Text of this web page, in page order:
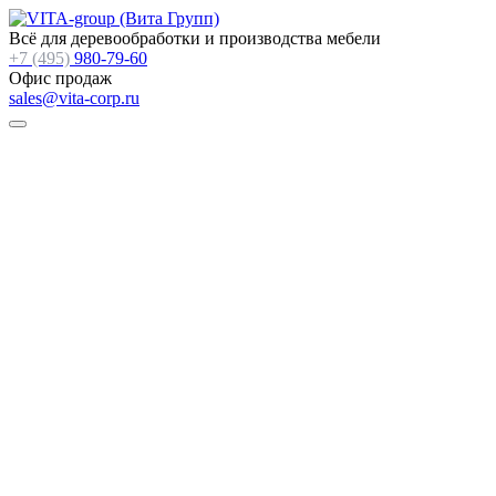
Всё для деревообработки и производства мебели
+7 (495) 980-79-60
Офис продаж
sales@vita-corp.ru